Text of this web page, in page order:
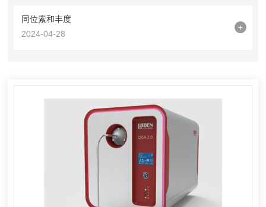
同位素和丰度
2024-04-28
+